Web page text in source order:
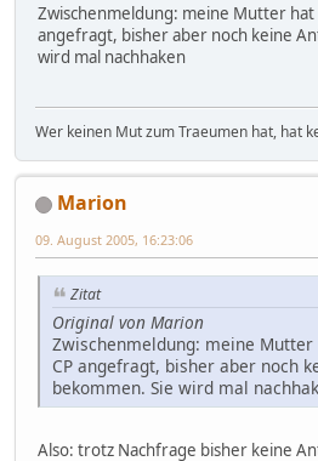
Zwischenmeldung: meine Mutter hat
angefragt, bisher aber noch keine
wird mal nachhaken
Wer keinen Mut zum Traeumen hat, hat
Marion
09. August 2005, 16:23:06
Zitat
Original von Marion
Zwischenmeldung: meine
CP angefragt, bisher aber noch
bekommen. Sie wird mal
Also: trotz Nachfrage bisher keine